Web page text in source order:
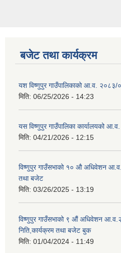
बजेट तथा कार्यक्रम
यश विष्णुपुर गाउँपालिकाको आ.व. २०८३/
मिति: 06/25/2026 - 14:23
यस विष्णुपुर गाउँपालिका कार्यालयको
मिति: 04/21/2026 - 12:15
विष्णुपुर गाउँसभाको १० औ अधिवेशन
तथा बजेट
मिति: 03/26/2025 - 13:19
विष्णुपुर गाउँसभाको ९ औं अधिवेशन
निति,कार्यक्रम तथा बजेट बुक
मिति: 01/04/2024 - 11:49